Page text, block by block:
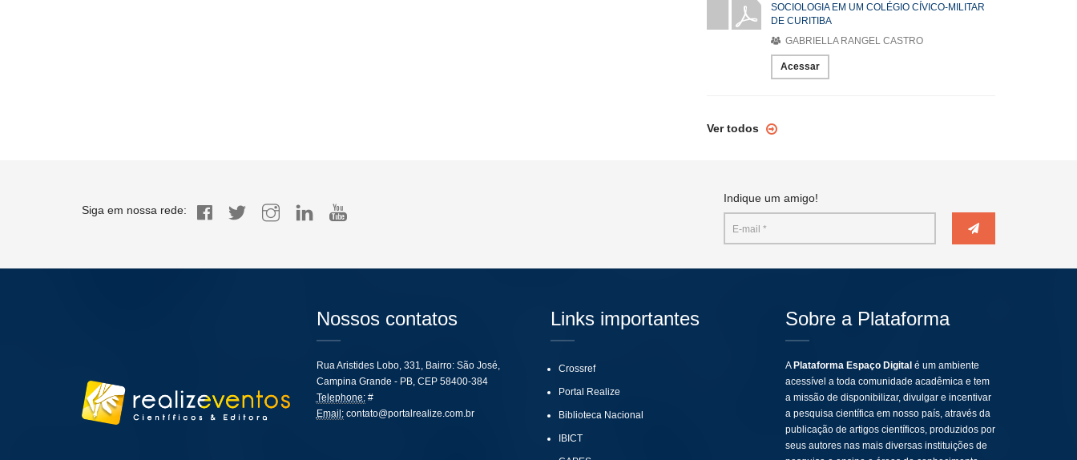
SOCIOLOGIA EM UM COLÉGIO CÍVICO-MILITAR
DE CURITIBA
GABRIELLA RANGEL CASTRO
Acessar
Ver todos
Siga em nossa rede:
Indique um amigo!
Nossos contatos
Rua Aristides Lobo, 331, Bairro: São José,
Campina Grande - PB, CEP 58400-384
Telephone:#
Email: contato@portalrealize.com.br
Links importantes
Crossref
Portal Realize
Biblioteca Nacional
IBICT
Sobre a Plataforma
A Plataforma Espaço Digital é um ambiente
acessível a toda comunidade acadêmica e tem
a missão de disponibilizar, divulgar e incentivar
a pesquisa científica em nosso país, através da
publicação de artigos científicos, produzidos por
seus autores nas mais diversas instituições de